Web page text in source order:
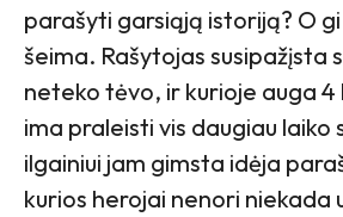
parašyti garsiąją istoriją? O
šeima. Rašytojas susipažįsta
neteko tėvo, ir kurioje auga 4
ima praleisti vis daugiau laiko
ilgainiui jam gimsta idėja
kurios herojai nenori niekada